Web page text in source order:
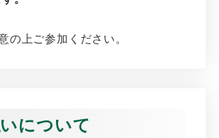
の上ご参加ください。
について